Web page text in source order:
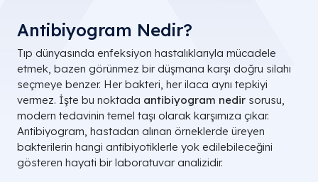
Antibiyogram Nedir?
Tıp dünyasında enfeksiyon hastalıklarıyla mücadele
etmek, bazen görünmez bir düşmana karşı doğru silahı
seçmeye benzer. Her bakteri, her ilaca aynı tepkiyi
vermez. İşte bu noktada antibiyogram nedir sorusu,
modern tedavinin temel taşı olarak karşımıza çıkar.
Antibiyogram, hastadan alınan örneklerde üreyen
bakterilerin hangi antibiyotiklerle yok edilebileceğini
gösteren hayati bir laboratuvar analizidir.